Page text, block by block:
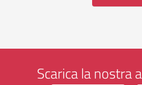
Scarica la nostra